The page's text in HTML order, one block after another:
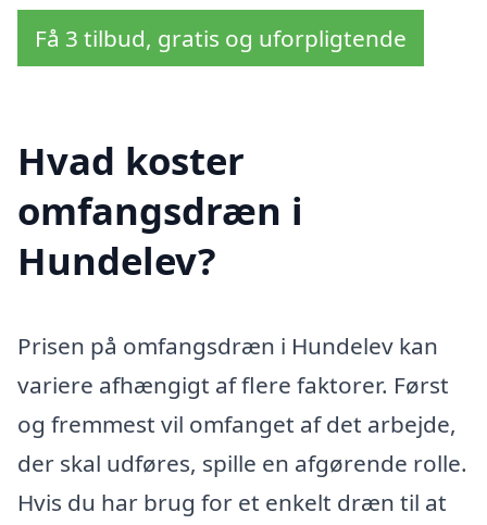
Få 3 tilbud, gratis og uforpligtende
Hvad koster
omfangsdræn i
Hundelev?
Prisen på omfangsdræn i Hundelev kan
variere afhængigt af flere faktorer. Først
og fremmest vil omfanget af det arbejde,
der skal udføres, spille en afgørende rolle.
Hvis du har brug for et enkelt dræn til at